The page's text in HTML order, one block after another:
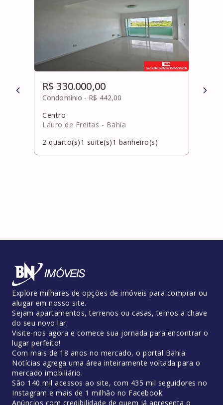
R$ 330.000,00
Condomínio - R$ 442,00
Centro
Lauro de Freitas - Bahia
2 quarto(s)1 suite(s)1 banheiro(s)
R$
Explore milhares de opções de imóveis para comprar ou
alugar em nosso site.
Sejam apartamentos, terrenos ou casas, temos a chave
do seu novo lar.
Visite-nos agora e comece sua jornada para encontrar o
lugar perfeito!
Com mais de 18 anos no mercado, o portal Bahia
Notícias agrega uma área inteiramente voltada para o
mercado imobiliário.
São 140 mil acessos ao site, com 435 mil seguidores no
Instagram e mais de 1 milhão no Facebook.
Anúncios com credibilidade de quem já apresenta o